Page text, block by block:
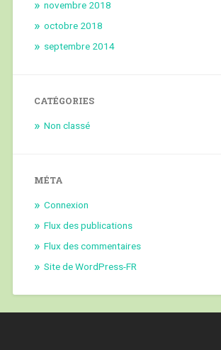
novembre 2018
octobre 2018
septembre 2014
CATÉGORIES
Non classé
MÉTA
Connexion
Flux des publications
Flux des commentaires
Site de WordPress-FR